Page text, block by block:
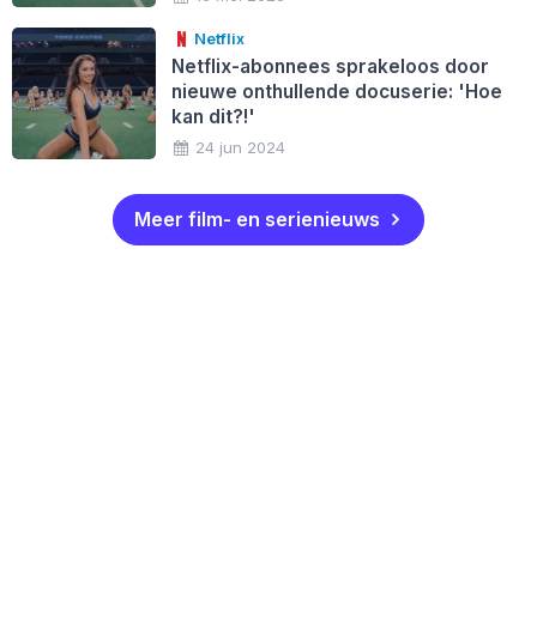
Netflix
Netflix-abonnees sprakeloos door
nieuwe onthullende docuserie: 'Hoe
kan dit?!'
24 jun 2024
Meer film- en serienieuws